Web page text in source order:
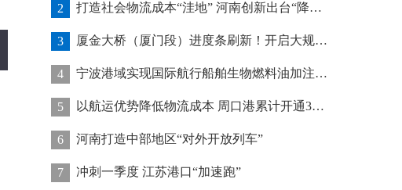
2 打造社会物流成本“洼地” 河南创新出台“降本16条”
3 厦金大桥（厦门段）进度条刷新！开启大规模桥梁装配化施工新阶段
4 宁波港域实现国际航行船舶生物燃料油加注“零突破”
5 以航运优势降低物流成本 周口港累计开通32条集装箱航线
6 河南打造中部地区“对外开放列车”
7 冲刺一季度 江苏港口“加速跑”